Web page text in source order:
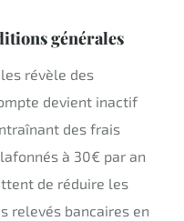
générales
révèle des
devient inactif
des frais
à 30€ par an
de réduire les
relevés bancaires en